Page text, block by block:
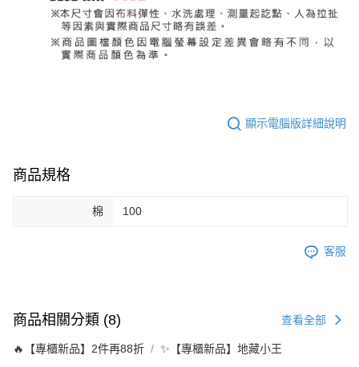
顯示電腦版詳細說明
商品規格
棉 100
客服
商品相關分類 (8) 查看全部
🔥【專櫃新品】2件再88折 ✨【專櫃新品】地藏小王